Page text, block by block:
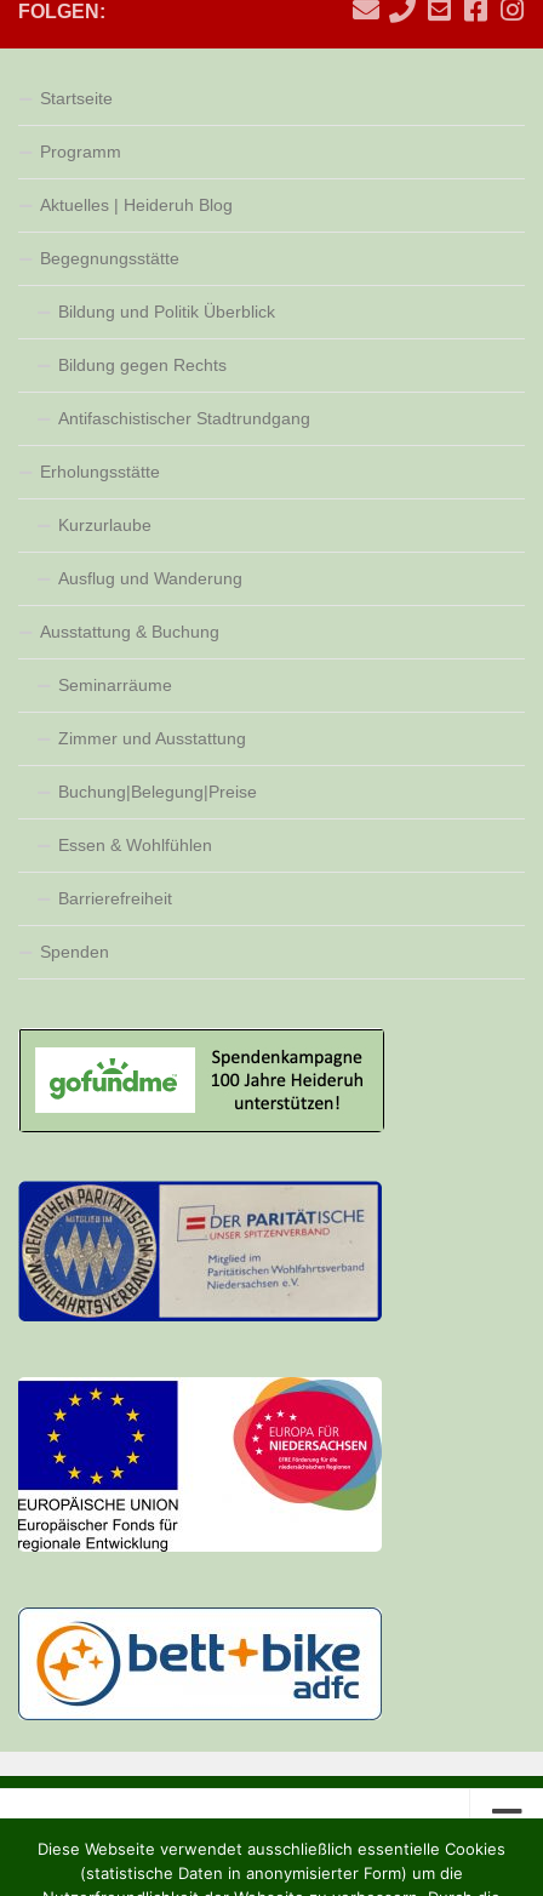
FOLGEN:
Startseite
Programm
Aktuelles | Heideruh Blog
Begegnungsstätte
Bildung und Politik Überblick
Bildung gegen Rechts
Antifaschistischer Stadtrundgang
Erholungsstätte
Kurzurlaube
Ausflug und Wanderung
Ausstattung & Buchung
Seminarräume
Zimmer und Ausstattung
Buchung|Belegung|Preise
Essen & Wohlfühlen
Barrierefreiheit
Spenden
Diese Webseite verwendet ausschließlich essentielle Cookies
(statistische Daten in anonymisierter Form) um die